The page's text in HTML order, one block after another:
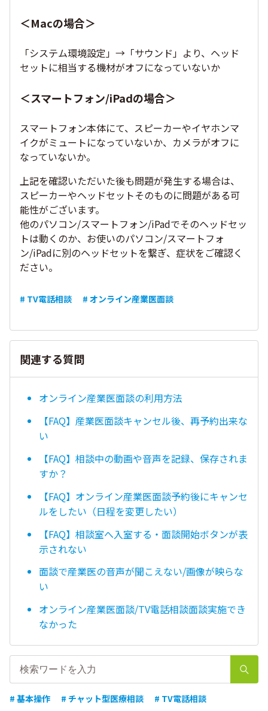
＜Macの場合＞
「システム環境設定」→「サウンド」より、ヘッド
セットに相当する機材がオフになっていないか
＜スマートフォン/iPadの場合＞
スマートフォン本体にて、スピーカーやイヤホンマ
イクがミュートになっていないか、カメラがオフに
なっていないか。
上記を確認いただいた後も問題が発生する場合は、
スピーカーやヘッドセットそのものに問題がある可
能性がございます。
他のパソコン/スマートフォン/iPadでそのヘッドセッ
トは動くのか、お使いのパソコン/スマートフォ
ン/iPadに別のヘッドセットを繋ぎ、症状をご確認く
ださい。
# TV電話相談 # オンライン産業医面談
関連する質問
オンライン産業医面談の利用方法
【FAQ】産業医面談キャンセル後、再予約出来な
い
【FAQ】相談中の動画や音声を記録、保存されま
すか？
【FAQ】オンライン産業医面談予約後にキャンセ
ルをしたい（日程を変更したい）
【FAQ】相談室へ入室する・面談開始ボタンが表
示されない
面談で産業医の音声が聞こえない/画像が映らな
い
オンライン産業医面談/TV電話相談面談実施でき
なかった
# 基本操作 # チャット型医療相談 # TV電話相談